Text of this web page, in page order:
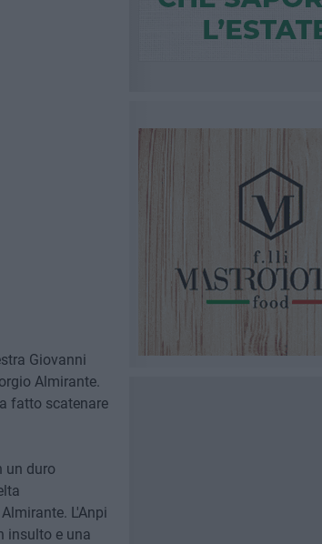
Giovanni
Almirante.
fatto scatenare
un duro
L'Anpi
insulto e una